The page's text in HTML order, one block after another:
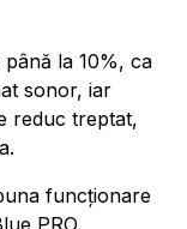
la 10%, ca
sonor, iar
reduc treptat,
funcționare